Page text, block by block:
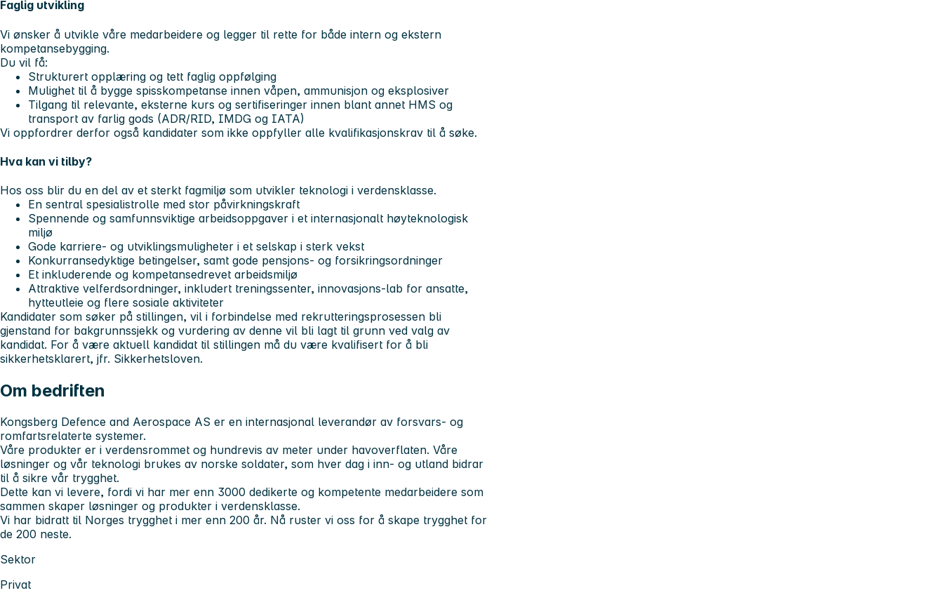
Faglig utvikling
Vi ønsker å utvikle våre medarbeidere og legger til rette for både intern og ekstern
kompetansebygging.
Du vil få:
Strukturert opplæring og tett faglig oppfølging
Mulighet til å bygge spisskompetanse innen våpen, ammunisjon og eksplosiver
Tilgang til relevante, eksterne kurs og sertifiseringer innen blant annet HMS og
transport av farlig gods (ADR/RID, IMDG og IATA)
Vi oppfordrer derfor også kandidater som ikke oppfyller alle kvalifikasjonskrav til å søke.
Hva kan vi tilby?
Hos oss blir du en del av et sterkt fagmiljø som utvikler teknologi i verdensklasse.
En sentral spesialistrolle med stor påvirkningskraft
Spennende og samfunnsviktige arbeidsoppgaver i et internasjonalt høyteknologisk
miljø
Gode karriere- og utviklingsmuligheter i et selskap i sterk vekst
Konkurransedyktige betingelser, samt gode pensjons- og forsikringsordninger
Et inkluderende og kompetansedrevet arbeidsmiljø
Attraktive velferdsordninger, inkludert treningssenter, innovasjons-lab for ansatte,
hytteutleie og flere sosiale aktiviteter
Kandidater som søker på stillingen, vil i forbindelse med rekrutteringsprosessen bli
gjenstand for bakgrunnssjekk og vurdering av denne vil bli lagt til grunn ved valg av
kandidat. For å være aktuell kandidat til stillingen må du være kvalifisert for å bli
sikkerhetsklarert, jfr. Sikkerhetsloven.
Om bedriften
Kongsberg Defence and Aerospace AS er en internasjonal leverandør av forsvars- og
romfartsrelaterte systemer.
Våre produkter er i verdensrommet og hundrevis av meter under havoverflaten. Våre
løsninger og vår teknologi brukes av norske soldater, som hver dag i inn- og utland bidrar
til å sikre vår trygghet.
Dette kan vi levere, fordi vi har mer enn 3000 dedikerte og kompetente medarbeidere som
sammen skaper løsninger og produkter i verdensklasse.
Vi har bidratt til Norges trygghet i mer enn 200 år. Nå ruster vi oss for å skape trygghet for
de 200 neste.
Sektor
Privat